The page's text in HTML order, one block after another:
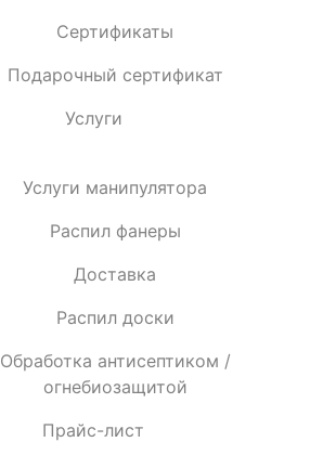
Сертификаты
Подарочный сертификат
Услуги
Услуги манипулятора
Распил фанеры
Доставка
Распил доски
Обработка антисептиком /
огнебиозащитой
Прайс-лист